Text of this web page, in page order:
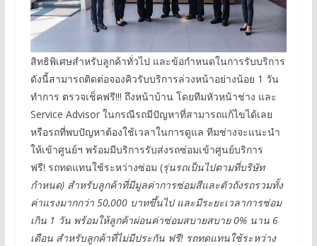
สิทธิพิเศษสำหรับลูกค้าทั่วไป และข้อกำหนดในการรับบริการ
ดังนี้สามารถติดต่อจองคิวรับบริการล่วงหน้าอย่างน้อย 1 วัน
ทำการ ตรวจเช็คฟรี!!! ถึงหน้าบ้าน โดยทีมหัวหน้าช่าง และ
Service Advisor ในกรณีรถมีปัญหาที่สามารถแก้ไขได้เลย
หรือรถที่พบปัญหาต้องใช้เวลาในการดูแล ทีมช่างจะแนะนำ
ให้เข้าศูนย์ฯ พร้อมมีบริการรับส่งรถซ่อมเข้าศูนย์บริการ
ฟรี! รถทดแทนใช้ระหว่างซ่อม (รุ่นรถเป็นไปตามที่บริษัท
กำหนด) สำหรับลูกค้าที่มีมูลค่าการซ่อมสีและตัวถังรถรวมทั้ง
ค่าแรงมากกว่า 50,000 บาทขึ้นไป และมีระยะเวลาการซ่อม
เกิน 1 วัน พร้อมให้ลูกค้าผ่อนค่าซ่อมสบายสบาย 0% นาน 6
เดือน สำหรับลูกค้าที่ไม่มีประกัน ฟรี! รถทดแทนใช้ระหว่าง